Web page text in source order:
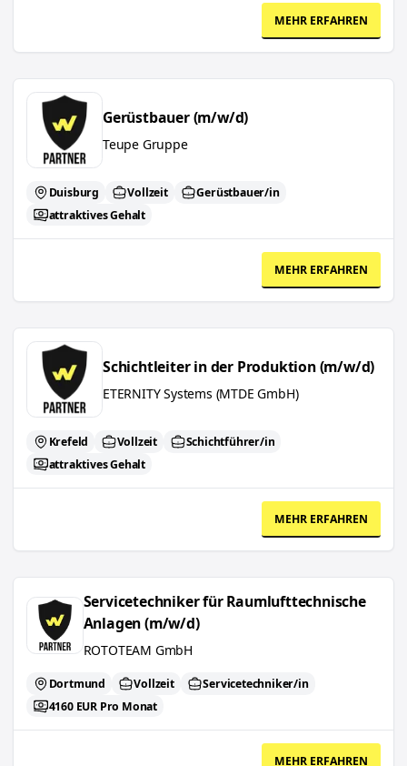
MEHR ERFAHREN
Gerüstbauer (m/w/d)
Gerüstbauer (m/w/d)
Teupe Gruppe
Duisburg Vollzeit
Gerüstbauer/in
attraktives Gehalt
MEHR ERFAHREN
Schichtleiter in der Produktion (m/w/d)
Schichtleiter in der Produktion (m/w/d)
ETERNITY Systems (MTDE GmbH)
Krefeld Vollzeit
Schichtführer/in
attraktives Gehalt
MEHR ERFAHREN
Servicetechniker für Raumlufttechnische
Anlagen (m/w/d)
ROTOTEAM GmbH
Dortmund Vollzeit
Servicetechniker/in
4160 EUR Pro Monat
MEHR ERFAHREN